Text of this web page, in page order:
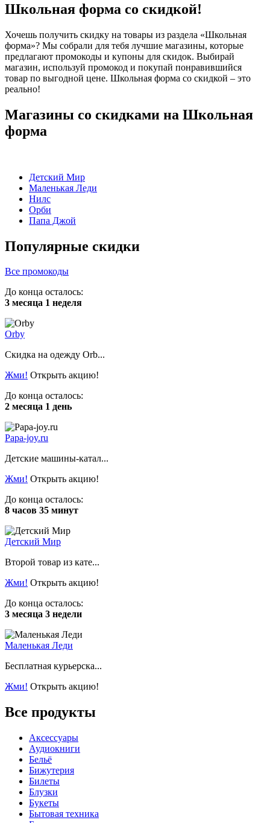
Школьная форма со скидкой!
Хочешь получить скидку на товары из раздела «Школьная
форма»? Мы собрали для тебя лучшие магазины, которые
предлагают промокоды и купоны для скидок. Выбирай
магазин, используй промокод и покупай понравившийся
товар по выгодной цене. Школьная форма со скидкой – это
реально!
Магазины со скидками на Школьная
форма
Детский Мир
Маленькая Леди
Нилс
Орби
Папа Джой
Популярные скидки
Все промокоды
До конца осталось:
3 месяца 1 неделя
Orby
Скидка на одежду Orb...
Жми! Открыть акцию!
До конца осталось:
2 месяца 1 день
Papa-joy.ru
Детские машины-катал...
Жми! Открыть акцию!
До конца осталось:
8 часов 35 минут
Детский Мир
Второй товар из кате...
Жми! Открыть акцию!
До конца осталось:
3 месяца 3 недели
Маленькая Леди
Бесплатная курьерска...
Жми! Открыть акцию!
Все продукты
Аксессуары
Аудиокниги
Бельё
Бижутерия
Билеты
Блузки
Букеты
Бытовая техника